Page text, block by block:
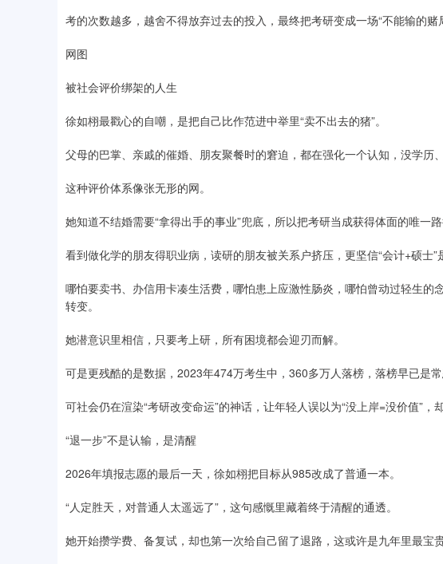
考的次数越多，越舍不得放弃过去的投入，最终把考研变成一场“不能输的赌
网图
被社会评价绑架的人生
徐如栩最戳心的自嘲，是把自己比作范进中举里“卖不出去的猪”。
父母的巴掌、亲戚的催婚、朋友聚餐时的窘迫，都在强化一个认知，没学历
这种评价体系像张无形的网。
她知道不结婚需要“拿得出手的事业”兜底，所以把考研当成获得体面的唯一路
看到做化学的朋友得职业病，读研的朋友被关系户挤压，更坚信“会计+硕士”
哪怕要卖书、办信用卡凑生活费，哪怕患上应激性肠炎，哪怕曾动过轻生的
转变。
她潜意识里相信，只要考上研，所有困境都会迎刃而解。
可是更残酷的是数据，2023年474万考生中，360多万人落榜，落榜早已是常
可社会仍在渲染“考研改变命运”的神话，让年轻人误以为“没上岸=没价值”，
“退一步”不是认输，是清醒
2026年填报志愿的最后一天，徐如栩把目标从985改成了普通一本。
“人定胜天，对普通人太遥远了”，这句感慨里藏着终于清醒的通透。
她开始攒学费、备复试，却也第一次给自己留了退路，这或许是九年里最宝贵